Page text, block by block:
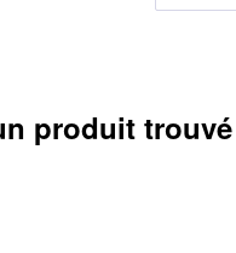
produit trouvé